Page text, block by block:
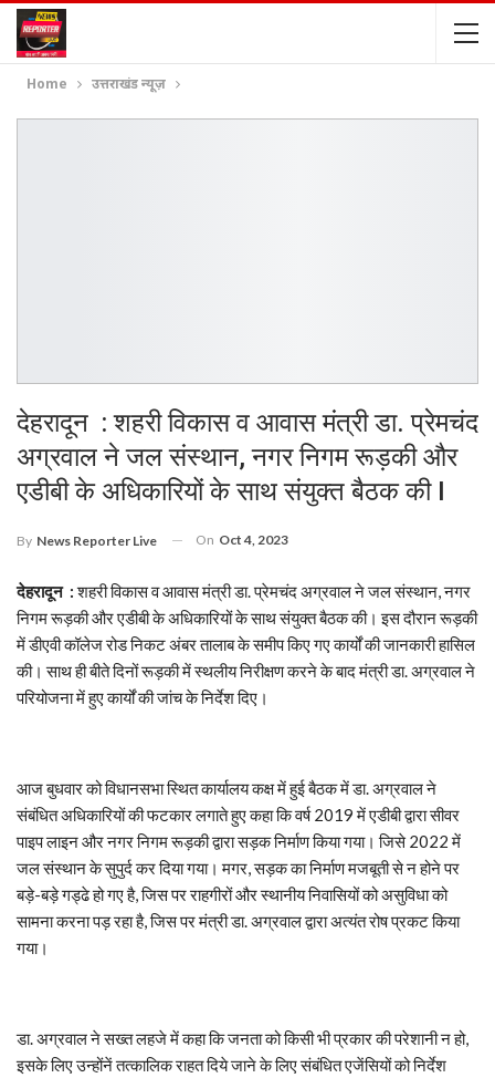
Home उत्तराखंड न्यूज़
देहरादून : शहरी विकास व आवास मंत्री डा. प्रेमचंद
अग्रवाल ने जल संस्थान, नगर निगम रूड़की और
एडीबी के अधिकारियों के साथ संयुक्त बैठक की I
By News Reporter Live On Oct 4, 2023
देहरादून :शहरी विकास व आवास मंत्री डा. प्रेमचंद अग्रवाल ने जल संस्थान, नगर
निगम रूड़की और एडीबी के अधिकारियों के साथ संयुक्त बैठक की। इस दौरान रूड़की
में डीएवी कॉलेज रोड निकट अंबर तालाब के समीप किए गए कार्यों की जानकारी हासिल
की। साथ ही बीते दिनों रूड़की में स्थलीय निरीक्षण करने के बाद मंत्री डा. अग्रवाल ने
परियोजना में हुए कार्यों की जांच के निर्देश दिए।
आज बुधवार को विधानसभा स्थित कार्यालय कक्ष में हुई बैठक में डा. अग्रवाल ने
संबंधित अधिकारियों की फटकार लगाते हुए कहा कि वर्ष 2019 में एडीबी द्वारा सीवर
पाइप लाइन और नगर निगम रूड़की द्वारा सड़क निर्माण किया गया। जिसे 2022 में
जल संस्थान के सुपुर्द कर दिया गया। मगर, सड़क का निर्माण मजबूती से न होने पर
बड़े-बड़े गड्ढे हो गए है, जिस पर राहगीरों और स्थानीय निवासियों को असुविधा को
सामना करना पड़ रहा है, जिस पर मंत्री डा. अग्रवाल द्वारा अत्यंत रोष प्रकट किया
गया।
डा. अग्रवाल ने सख्त लहजे में कहा कि जनता को किसी भी प्रकार की परेशानी न हो,
इसके लिए उन्होंनें तत्कालिक राहत दिये जाने के लिए संबंधित एजेंसियों को निर्देश